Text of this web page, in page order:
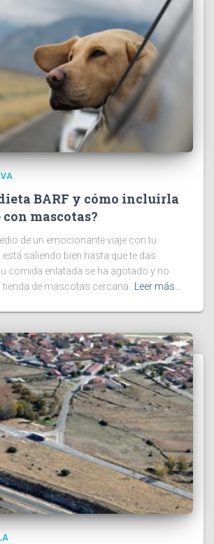
dieta BARF y cómo incluirla
mascotas?
de un emocionante viaje con tu
saliendo bien hasta que te das
comida enlatada se ha agotado y no
de mascotas cercana.
Leer más…